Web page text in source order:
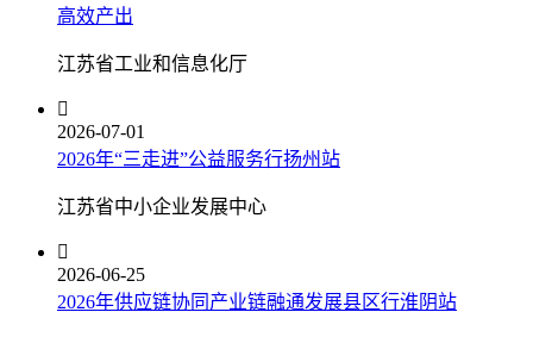
高效产出
江苏省工业和信息化厅

2026-07-01
2026年“三走进”公益服务行扬州站
江苏省中小企业发展中心

2026-06-25
2026年供应链协同产业链融通发展县区行淮阴站